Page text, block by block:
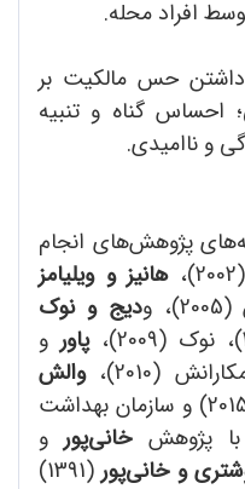
افراد محله.
داشتن حس مالکیت بر
احساس گناه و تنبیه
و ناامیدی.
پژوهش‌های انجام
(2002)،
هانیز و ویلیامز
و
دیج و نوک
پاور و
(2010)،
والش
و همکارانش (2015) و سازمان بهداشت
خانی‌پورو
و خانی‌پور
(1391)